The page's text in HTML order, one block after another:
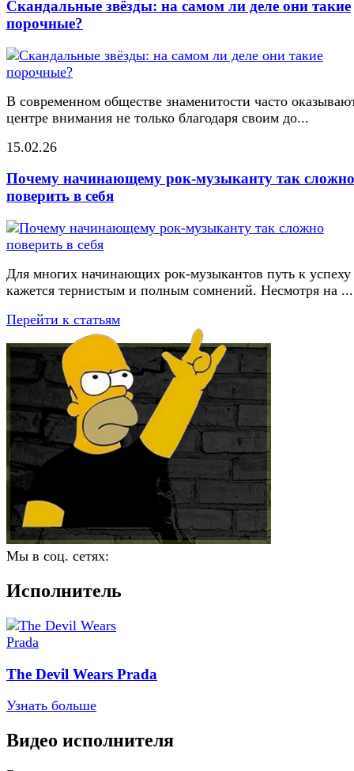
Скандальные звёзды: на самом ли деле они такие
порочные?
В современном обществе знаменитости часто
центре внимания не только благодаря своим до...
15.02.26
Почему начинающему рок-музыканту так сложно
поверить в себя
Для многих начинающих рок-музыкантов путь к успеху
кажется тернистым и полным сомнений. Несмотря на ...
Перейти к статьям
Мы в соц. сетях:
Исполнитель
The Devil Wears Prada
Узнать больше
Видео исполнителя